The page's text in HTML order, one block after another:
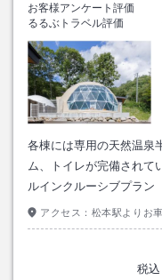
お客様アンケート評価
るるぶトラベル評価
各棟には専用の天然温泉
ム、トイレが完備されて
ルインクルーシブプラン
アクセス： 松本駅よりお
税込